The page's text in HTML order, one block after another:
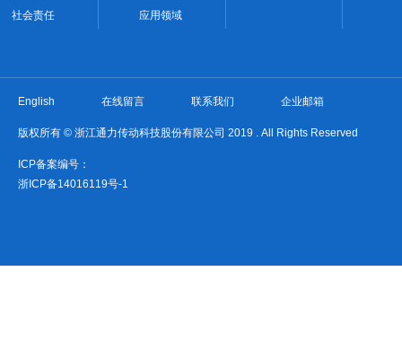
应用领域
社会责任
English 在线留言 联系我们 企业邮箱
版权所有 © 浙江通力传动科技股份有限公司 2019 . All Rights Reserved
ICP备案编号：
浙ICP备14016119号-1